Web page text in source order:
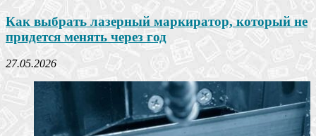
Как выбрать лазерный маркиратор, который не
придется менять через год
27.05.2026